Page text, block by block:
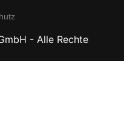
- Alle Rechte